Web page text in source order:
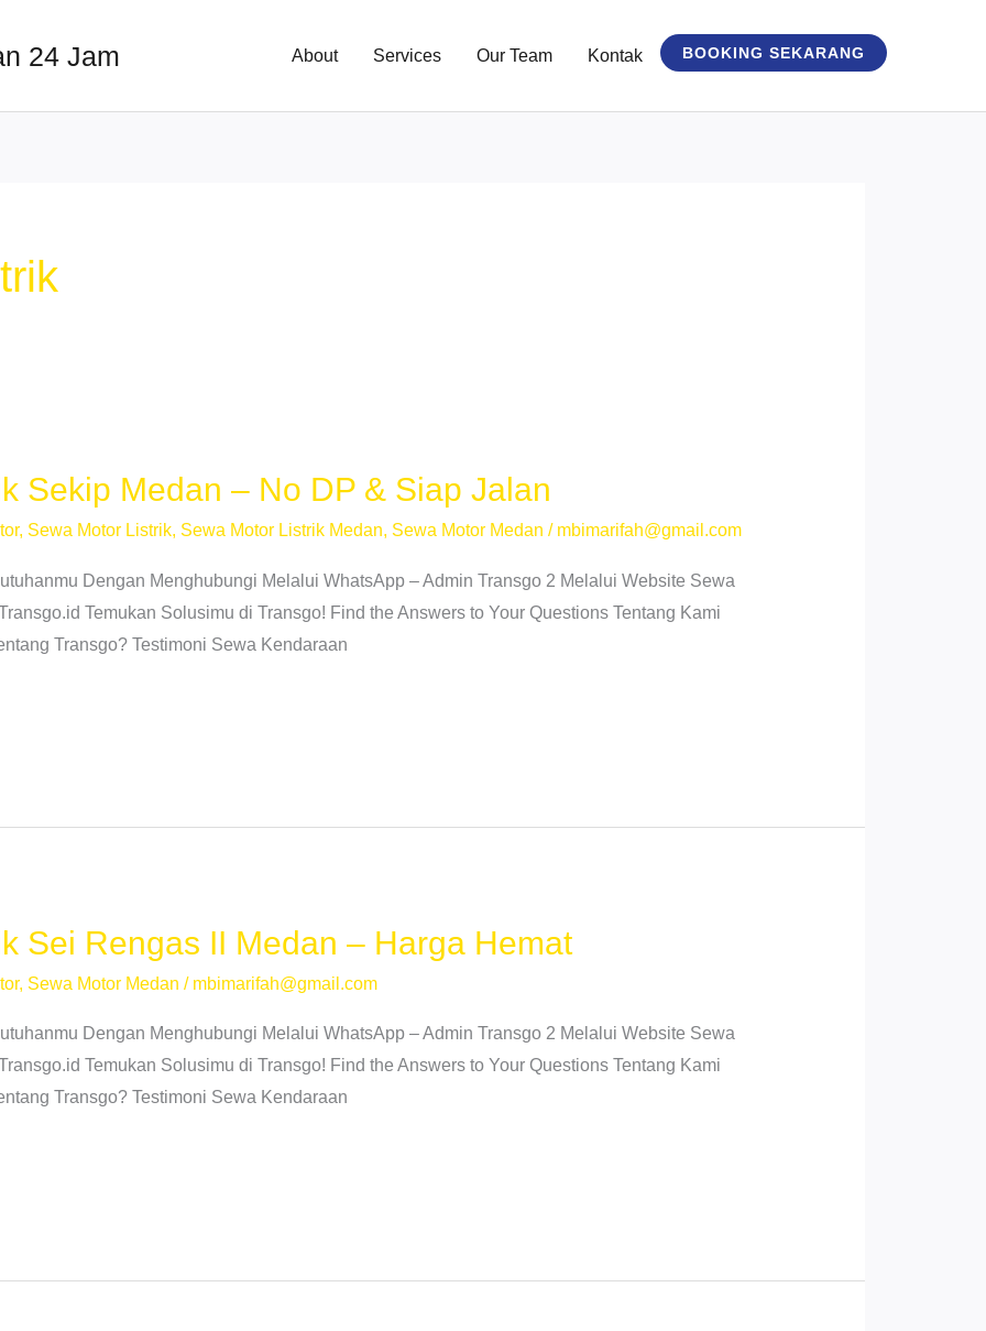
24 Jam About Services Our Team Kontak BOOKING SEKARANG
Sekip Medan – No DP & Siap Jalan
, Sewa Motor Listrik, Sewa Motor Listrik Medan, Sewa Motor Medan / mbimarifah@gmail.com
Dengan Menghubungi Melalui WhatsApp – Admin Transgo 2 Melalui Website Sewa
Temukan Solusimu di Transgo! Find the Answers to Your Questions Tentang Kami
Transgo? Testimoni Sewa Kendaraan
Sei Rengas II Medan – Harga Hemat
, Sewa Motor Medan / mbimarifah@gmail.com
Dengan Menghubungi Melalui WhatsApp – Admin Transgo 2 Melalui Website Sewa
Temukan Solusimu di Transgo! Find the Answers to Your Questions Tentang Kami
Transgo? Testimoni Sewa Kendaraan